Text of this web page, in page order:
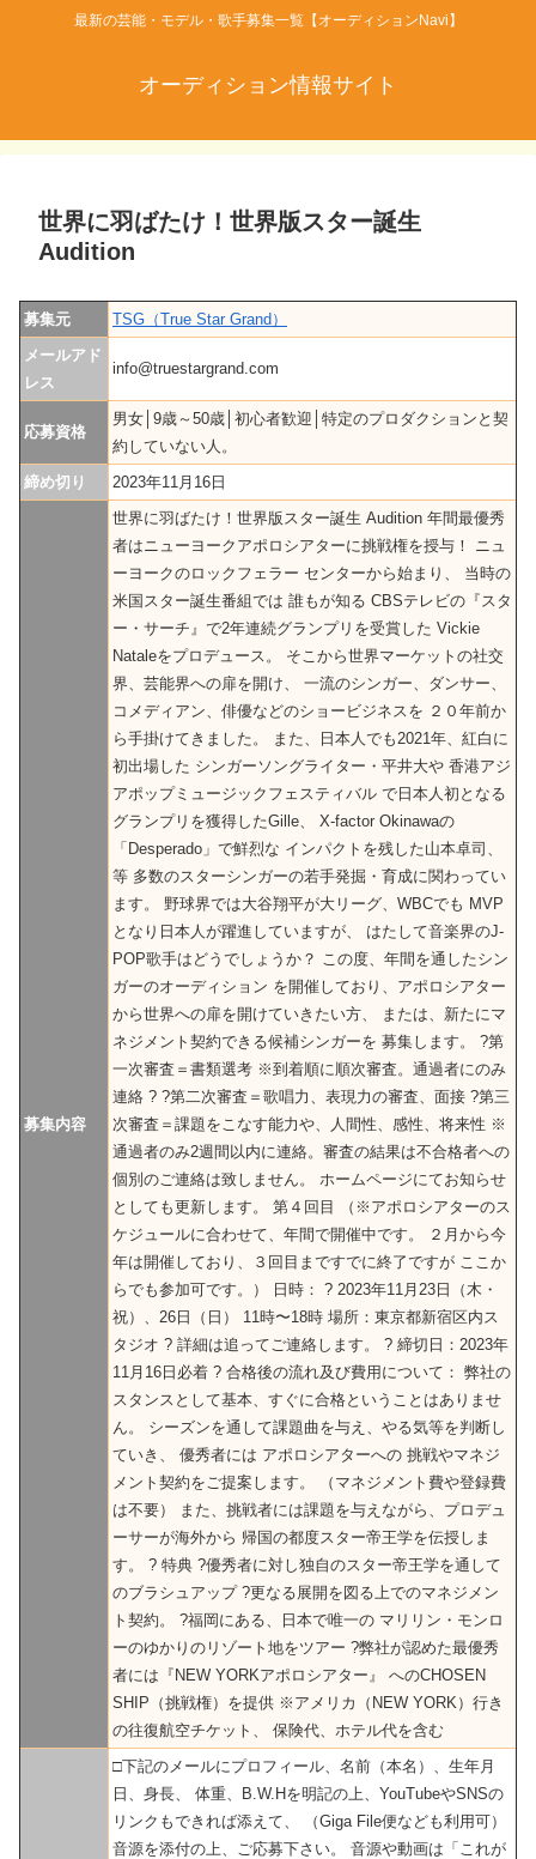
最新の芸能・モデル・歌手募集一覧【オーディションNavi】
オーディション情報サイト
世界に羽ばたけ！世界版スター誕生
Audition
募集元
TSG（True Star Grand）
メールアド
レス
info@truestargrand.com
応募資格
男女│9歳～50歳│初心者歓迎│特定のプロダクションと契
約していない人。
締め切り
2023年11月16日
募集内容
世界に羽ばたけ！世界版スター誕生 Audition 年間最優秀
者はニューヨークアポロシアターに挑戦権を授与！ ニュ
ーヨークのロックフェラー センターから始まり、 当時の
米国スター誕生番組では 誰もが知る CBSテレビの『スタ
ー・サーチ』で2年連続グランプリを受賞した Vickie
Nataleをプロデュース。 そこから世界マーケットの社交
界、芸能界への扉を開け、 一流のシンガー、ダンサー、
コメディアン、俳優などのショービジネスを ２０年前か
ら手掛けてきました。 また、日本人でも2021年、紅白に
初出場した シンガーソングライター・平井大や 香港アジ
アポップミュージックフェスティバル で日本人初となる
グランプリを獲得したGille、 X-factor Okinawaの
「Desperado」で鮮烈な インパクトを残した山本卓司、
等 多数のスターシンガーの若手発掘・育成に関わってい
ます。 野球界では大谷翔平が大リーグ、WBCでも MVP
となり日本人が躍進していますが、 はたして音楽界のJ-
POP歌手はどうでしょうか？ この度、年間を通したシン
ガーのオーディション を開催しており、アポロシアター
から世界への扉を開けていきたい方、 または、新たにマ
ネジメント契約できる候補シンガーを 募集します。 ?第
一次審査＝書類選考 ※到着順に順次審査。通過者にのみ
連絡 ? ?第二次審査＝歌唱力、表現力の審査、面接 ?第三
次審査＝課題をこなす能力や、人間性、感性、将来性 ※
通過者のみ2週間以内に連絡。審査の結果は不合格者への
個別のご連絡は致しません。 ホームページにてお知らせ
としても更新します。 第４回目 （※アポロシアターのス
ケジュールに合わせて、年間で開催中です。 ２月から今
年は開催しており、３回目まですでに終了ですが ここか
らでも参加可です。） 日時： ? 2023年11月23日（木・
祝）、26日（日） 11時〜18時 場所：東京都新宿区内ス
タジオ ? 詳細は追ってご連絡します。 ? 締切日：2023年
11月16日必着 ? 合格後の流れ及び費用について： 弊社の
スタンスとして基本、すぐに合格ということはありませ
ん。 シーズンを通して課題曲を与え、やる気等を判断し
ていき、 優秀者には アポロシアターへの 挑戦やマネジ
メント契約をご提案します。 （マネジメント費や登録費
は不要） また、挑戦者には課題を与えながら、プロデュ
ーサーが海外から 帰国の都度スター帝王学を伝授しま
す。 ? 特典 ?優秀者に対し独自のスター帝王学を通して
のブラシュアップ ?更なる展開を図る上でのマネジメン
ト契約。 ?福岡にある、日本で唯一の マリリン・モンロ
ーのゆかりのリゾート地をツアー ?弊社が認めた最優秀
者には『NEW YORKアポロシアター』 へのCHOSEN
SHIP（挑戦権）を提供 ※アメリカ（NEW YORK）行き
の往復航空チケット、 保険代、ホテル代を含む
□下記のメールにプロフィール、名前（本名）、生年月
日、身長、 体重、B.W.Hを明記の上、YouTubeやSNSの
リンクもできれば添えて、 （Giga File便なども利用可）
音源を添付の上、ご応募下さい。 音源や動画は「これが